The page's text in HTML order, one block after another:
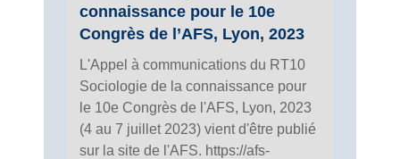
connaissance pour le 10e
Congrès de l’AFS, Lyon, 2023
L'Appel à communications du RT10
Sociologie de la connaissance pour
le 10e Congrès de l'AFS, Lyon, 2023
(4 au 7 juillet 2023) vient d'être publié
sur la site de l'AFS. https://afs-